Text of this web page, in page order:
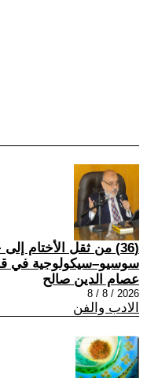
(36) من ثقل الأختام
سوسيو–سيكولوجية في
عصام الدين صالح
2026 / 8 / 8
الادب والفن